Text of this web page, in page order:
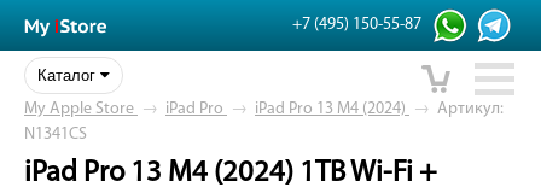
+7 (495) 150-55-87
Каталог
My Apple Store → iPad Pro → iPad Pro 13 M4 (2024) → Артикул:
N1341CS
iPad Pro 13 M4 (2024) 1TB Wi-Fi +